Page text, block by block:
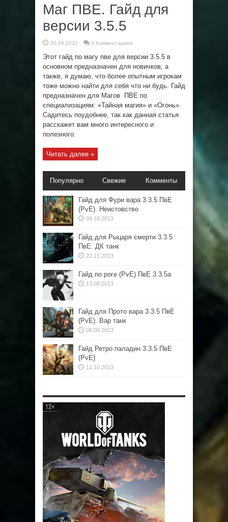
Маг ПВЕ. Гайд для
версии 3.5.5
30.09.2012 3 Комментариев
Этот гайд по магу пве для версии 3.5.5 в
основном предназначен для новичков, а
также, я думаю, что более опытным игрокам
тоже можно найти для себя что ни будь. Гайд
предназначен для Магов ПВЕ по
специализациям: «Тайная магия» и «Огонь».
Садитесь поудобнее, так как данная статья
расскажет вам много интересного и
полезного.
Читать далее »
Популярно Свежие Комменты
Гайд для Фури вара 3.3.5 ПвЕ
(PvE). Неистовство
08.10.2013
Гайд для Рыцаря смерти 3.3.5
ПвЕ. ДК танк
22.11.2013
Гайд по роге (PvE) ПвЕ 3.3.5а
13.08.2013
Гайд для Прото вара 3.3.5 ПвЕ
(PvE). Вар танк
08.09.2013
Гайд Ретро паладин 3.3.5 ПвЕ
(PvE)
11.10.2013